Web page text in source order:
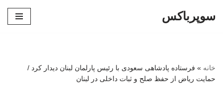
سوپرباکس
خانه » فرستاده پادشاهی سعودی با رئیس پارلمان لبنان دیدار کرد /
حمایت ریاض از حفظ صلح و ثبات داخلی در لبنان